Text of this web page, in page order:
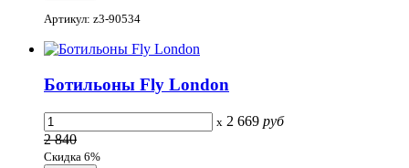
Артикул: z3-90534
Ботильоны Fly London
x 2 669 руб
2 840
Скидка 6%